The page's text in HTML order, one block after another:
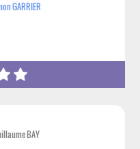
GARRIER
BAY